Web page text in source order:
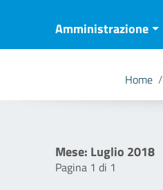
Amministrazione
Home /
Mese: Luglio 2018
Pagina 1 di 1